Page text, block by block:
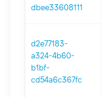
dbee33608111
d2e77183-
a324-4b60-
b1bf-
cd54a6c367fc